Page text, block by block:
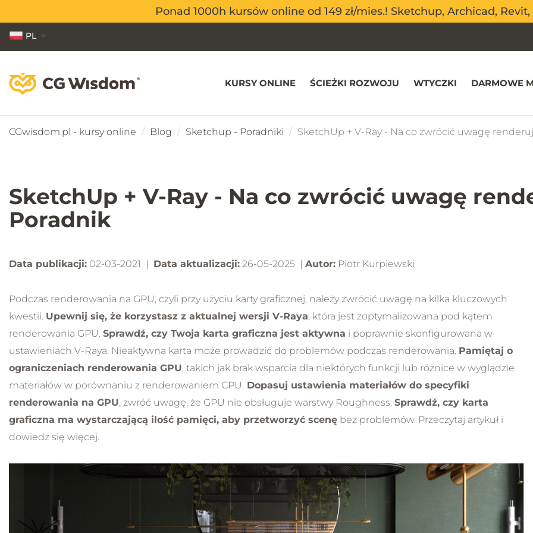
Ponad 1000h kursów online od 149 zł/mies.! Sketchup, Archicad,
Ponad 1000h kursów online od 149 zł/mies.! Sketchup, Archicad,
PL
EN
KURSY ONLINE ŚCIEŻKI ROZWOJU WTYCZKI DARMOWE
CGwisdom.pl - kursy online Blog Sketchup - Poradniki SketchUp + V-Ray - Na co zwrócić uwagę
SketchUp + V-Ray - Na co zwrócić uwagę
Poradnik
Data publikacji: 02-03-2021 | Data aktualizacji: 26-05-2025 | Autor: Piotr Kurpiewski
Podczas renderowania na GPU, czyli przy użyciu karty graficznej, należy zwrócić uwagę na kilka kluczowych
kwestii. Upewnij się, że korzystasz z aktualnej wersji V-Raya, która jest zoptymalizowana pod kątem
renderowania GPU. Sprawdź, czy Twoja karta graficzna jest aktywna i poprawnie skonfigurowana w
ustawieniach V-Raya. Nieaktywna karta może prowadzić do problemów podczas renderowania. Pamiętaj o
ograniczeniach renderowania GPU, takich jak brak wsparcia dla niektórych funkcji lub różnice w wyglądzie
materiałów w porównaniu z renderowaniem CPU. Dopasuj ustawienia materiałów do specyfiki
renderowania na GPU, zwróć uwagę, że GPU nie obsługuje warstwy Roughness. Sprawdź, czy karta
graficzna ma wystarczającą ilość pamięci, aby przetworzyć scenę bez problemów. Przeczytaj artykuł i
dowiedz się więcej.
początkujących
5.0
NOWOŚĆ
Obsługa od podstaw
Bezbłędne modelowanie
Praktyczne ćwiczenia
początkujących
5.0
NOWOŚĆ
Obsługa od podstaw
Bezbłędne modelowanie
Praktyczne ćwiczenia